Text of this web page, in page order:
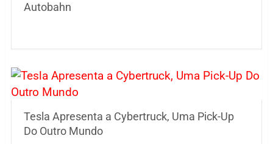
Autobahn
Tesla Apresenta a Cybertruck, Uma Pick-Up
Do Outro Mundo